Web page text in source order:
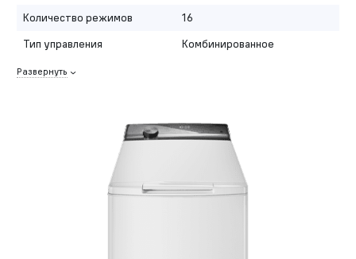
Количество режимов
16
Тип управления
Комбинированное
Развернуть